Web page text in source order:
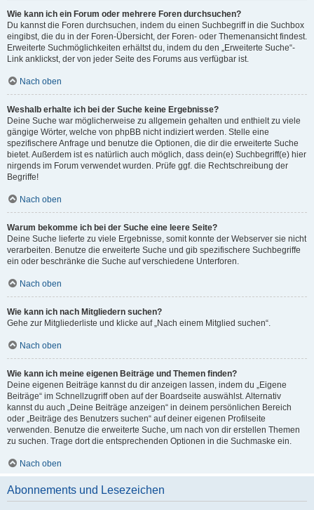
Wie kann ich ein Forum oder mehrere Foren durchsuchen?
Du kannst die Foren durchsuchen, indem du einen Suchbegriff in die Suchbox
eingibst, die du in der Foren-Übersicht, der Foren- oder Themenansicht findest.
Erweiterte Suchmöglichkeiten erhältst du, indem du den „Erweiterte Suche“-
Link anklickst, der von jeder Seite des Forums aus verfügbar ist.
Nach oben
Weshalb erhalte ich bei der Suche keine Ergebnisse?
Deine Suche war möglicherweise zu allgemein gehalten und enthielt zu viele
gängige Wörter, welche von phpBB nicht indiziert werden. Stelle eine
spezifischere Anfrage und benutze die Optionen, die dir die erweiterte Suche
bietet. Außerdem ist es natürlich auch möglich, dass dein(e) Suchbegriff(e) hier
nirgends im Forum verwendet wurden. Prüfe ggf. die Rechtschreibung der
Begriffe!
Nach oben
Warum bekomme ich bei der Suche eine leere Seite?
Deine Suche lieferte zu viele Ergebnisse, somit konnte der Webserver sie nicht
verarbeiten. Benutze die erweiterte Suche und gib spezifischere Suchbegriffe
ein oder beschränke die Suche auf verschiedene Unterforen.
Nach oben
Wie kann ich nach Mitgliedern suchen?
Gehe zur Mitgliederliste und klicke auf „Nach einem Mitglied suchen“.
Nach oben
Wie kann ich meine eigenen Beiträge und Themen finden?
Deine eigenen Beiträge kannst du dir anzeigen lassen, indem du „Eigene
Beiträge“ im Schnellzugriff oben auf der Boardseite auswählst. Alternativ
kannst du auch „Deine Beiträge anzeigen“ in deinem persönlichen Bereich
oder „Beiträge des Benutzers suchen“ auf deiner eigenen Profilseite
verwenden. Benutze die erweiterte Suche, um nach von dir erstellen Themen
zu suchen. Trage dort die entsprechenden Optionen in die Suchmaske ein.
Nach oben
Abonnements und Lesezeichen